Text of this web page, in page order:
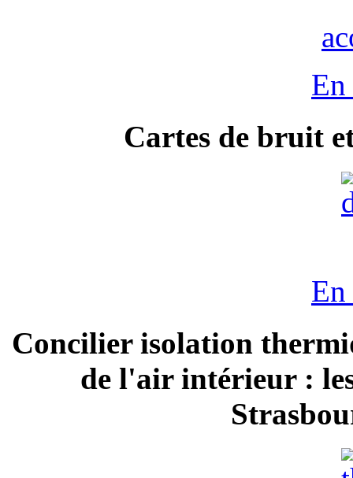
Cartes de bruit
Concilier isolation
de l'air intérieur :